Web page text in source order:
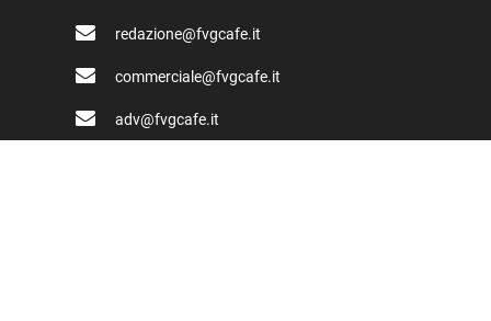
redazione@fvgcafe.it
commerciale@fvgcafe.it
adv@fvgcafe.it